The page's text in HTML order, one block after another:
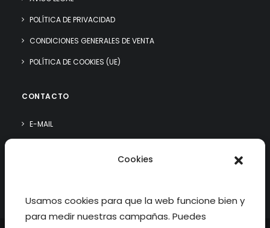
Cookies
Usamos cookies para que la web funcione bien y
para medir nuestras campañas. Puedes
POLÍTICA DE PRIVACIDAD
CONDICIONES GENERALES DE VENTA
POLÍTICA DE COOKIES (UE)
CONTACTO
E-MAIL